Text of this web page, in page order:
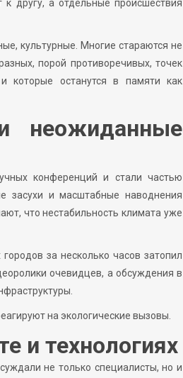
другу, а отдельные происшествия
культурные. Многие стараются не
порой противоречивых, точек
которые останутся в памяти как
неожиданные
конференций и стали частью
засухи и масштабные наводнения
что нестабильность климата уже
за несколько часов затопил
очевидцев, а обсуждения в
на экологические вызовы.
и технологиях
не только специалисты, но и